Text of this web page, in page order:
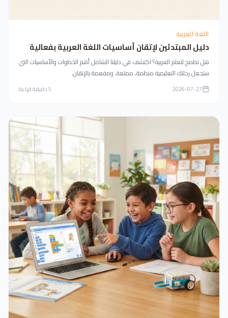
اللغة العربية
دليل المبتدئين لإتقان أساسيات اللغة العربية بفعالية
هل تطمح لتعلم العربية؟ اكتشف في دليلنا الشامل أهم الخطوات والأساسيات التي
ستجعل رحلتك التعليمية منظمة، ممتعة، ومفعمة بالإتقان.
2026-07-27
5دقيقة قراءة